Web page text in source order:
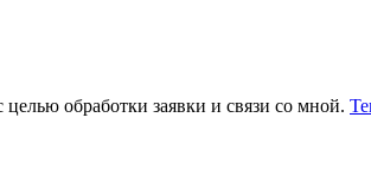
обработки заявки и связи со мной.